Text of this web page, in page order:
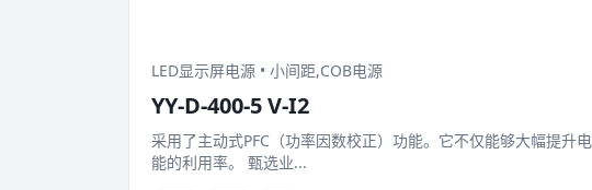
LED显示屏电源 • 小间距,COB电源
YY-D-400-5 V-I2
采用了主动式PFC（功率因数校正）功能。它不仅能够大幅提升电
能的利用率。 甄选业...